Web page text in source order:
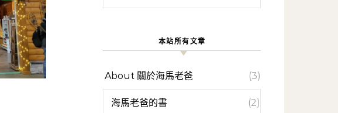
本站所有文章
About 關於海馬老爸 (3)
海馬老爸的書 (2)